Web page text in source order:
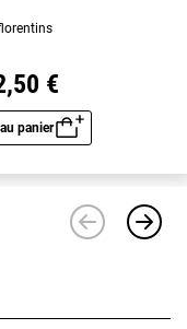
€
panier
Aperçu rapide